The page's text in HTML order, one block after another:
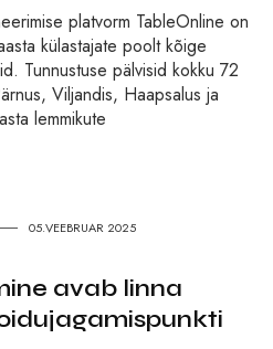
platvorm TableOnline on
külastajate poolt kõige
Tunnustuse pälvisid kokku 72
Viljandis, Haapsalus ja
lemmikute
05.VEEBRUAR 2025
avab linna